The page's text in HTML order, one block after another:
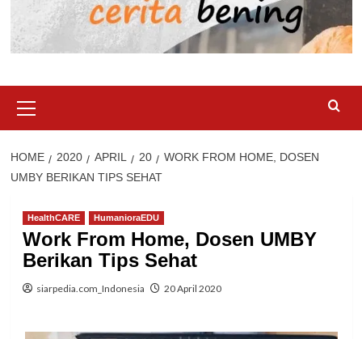
Menu
HOME 2020 APRIL 20
WORK FROM HOME, DOSEN
UMBY BERIKAN TIPS SEHAT
HealthCARE HumanioraEDU
Work From Home, Dosen UMBY
Berikan Tips Sehat
siarpedia.com_Indonesia 20 April 2020